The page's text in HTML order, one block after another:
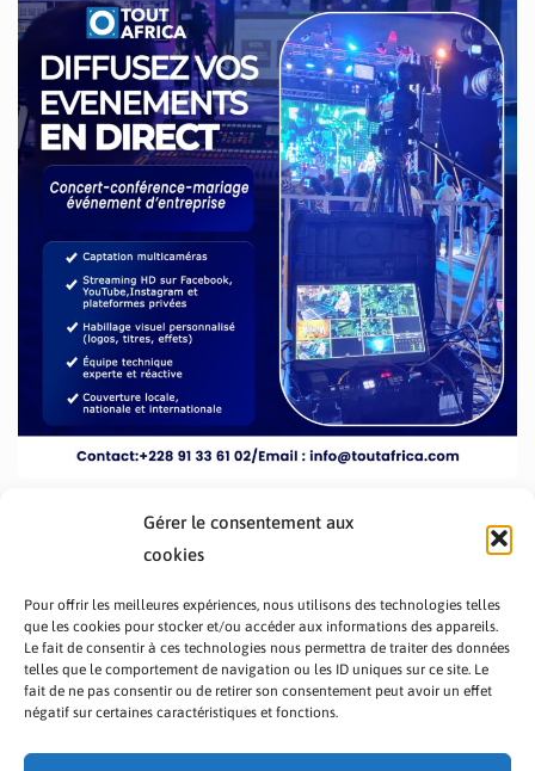
Gérer le consentement aux
cookies
Pour offrir les meilleures expériences, nous utilisons des technologies telles
que les cookies pour stocker et/ou accéder aux informations des appareils.
Le fait de consentir à ces technologies nous permettra de traiter des données
telles que le comportement de navigation ou les ID uniques sur ce site. Le
fait de ne pas consentir ou de retirer son consentement peut avoir un effet
négatif sur certaines caractéristiques et fonctions.
PRÉSENTATION TOUTAFRICA
A PROPOS